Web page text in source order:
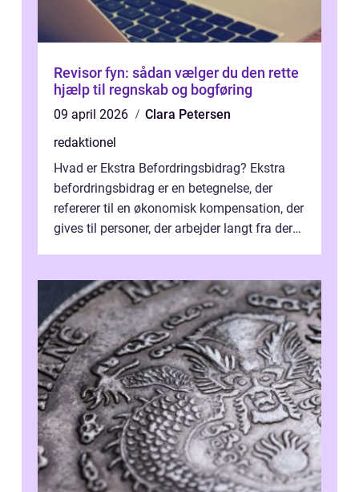
Revisor fyn: sådan vælger du den rette
hjælp til regnskab og bogføring
09 april 2026
Clara Petersen
redaktionel
Hvad er Ekstra Befordringsbidrag? Ekstra
befordringsbidrag er en betegnelse, der
refererer til en økonomisk kompensation, der
gives til personer, der arbejder langt fra deres